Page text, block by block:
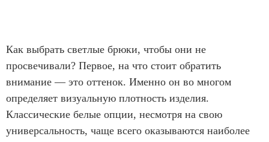
Как выбрать светлые брюки, чтобы они не
просвечивали? Первое, на что стоит обратить
внимание — это оттенок. Именно он во многом
определяет визуальную плотность изделия.
Классические белые опции, несмотря на свою
универсальность, чаще всего оказываются наиболее